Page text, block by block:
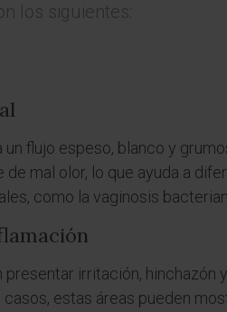
los siguientes:
flujo espeso, blanco y
mal olor, lo que ayuda a
como la vaginosis
presentar irritación, hinchazón y
estas áreas pueden